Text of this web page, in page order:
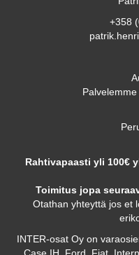
+358
Rahtivapaasti yli 100€
Toimitus jopa
Otathan yhteyttä jos et
INTER-osat Oy on